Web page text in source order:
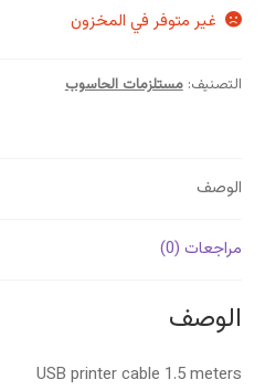
هو:
غير متوفر في المخزون
التصنيف:مستلزمات الحاسوب
الوصف
مراجعات (0)
الوصف
USB printer cable 1.5 meters